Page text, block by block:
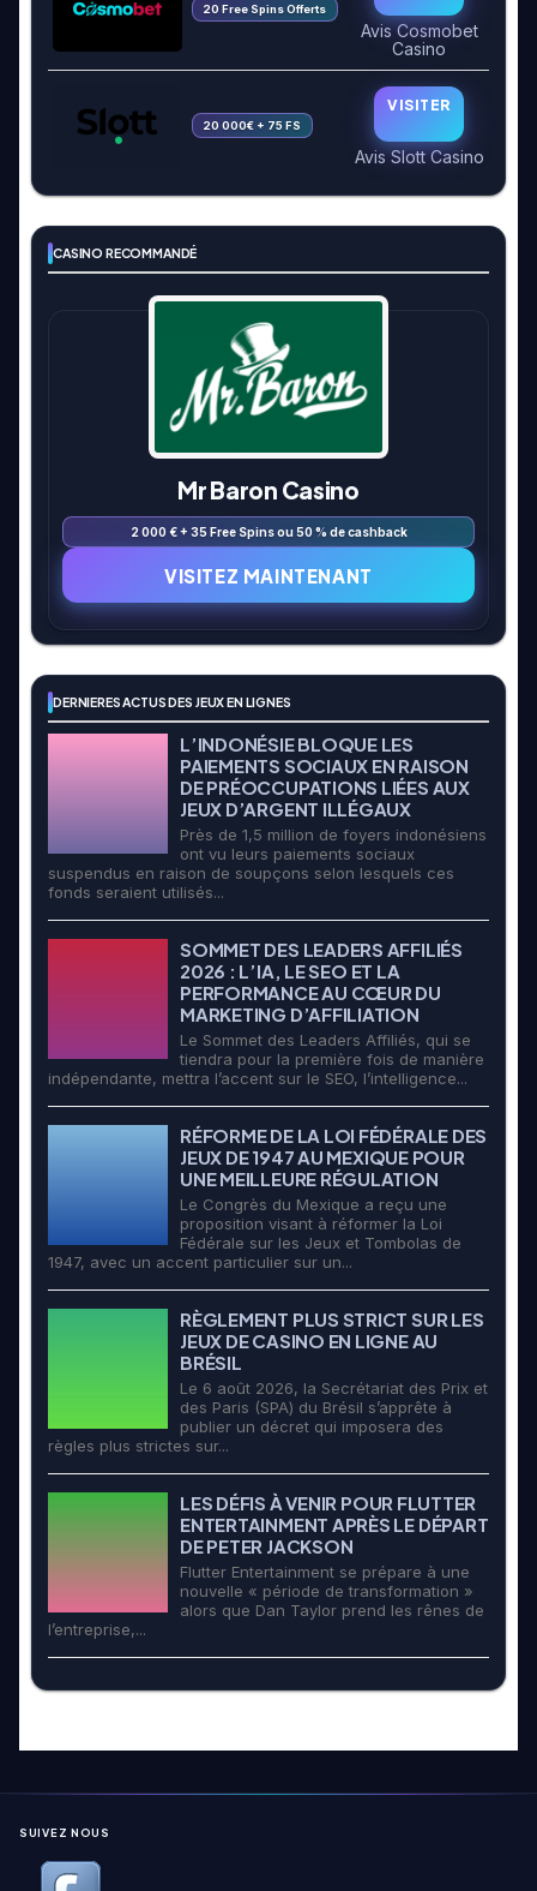
20 Free Spins Offerts
Avis Cosmobet
Casino
20 000€ + 75 FS
VISITER
Avis Slott Casino
CASINO RECOMMANDÉ
Mr Baron Casino
2 000 € + 35 Free Spins ou 50 % de cashback
VISITEZ MAINTENANT
DERNIERES ACTUS DES JEUX EN LIGNES
L’INDONÉSIE BLOQUE LES
PAIEMENTS SOCIAUX EN RAISON
DE PRÉOCCUPATIONS LIÉES AUX
JEUX D’ARGENT ILLÉGAUX
Près de 1,5 million de foyers indonésiens
ont vu leurs paiements sociaux
suspendus en raison de soupçons selon lesquels ces
fonds seraient utilisés...
SOMMET DES LEADERS AFFILIÉS
2026 : L’IA, LE SEO ET LA
PERFORMANCE AU CŒUR DU
MARKETING D’AFFILIATION
Le Sommet des Leaders Affiliés, qui se
tiendra pour la première fois de manière
indépendante, mettra l’accent sur le SEO, l’intelligence...
RÉFORME DE LA LOI FÉDÉRALE DES
JEUX DE 1947 AU MEXIQUE POUR
UNE MEILLEURE RÉGULATION
Le Congrès du Mexique a reçu une
proposition visant à réformer la Loi
Fédérale sur les Jeux et Tombolas de
1947, avec un accent particulier sur un...
RÈGLEMENT PLUS STRICT SUR LES
JEUX DE CASINO EN LIGNE AU
BRÉSIL
Le 6 août 2026, la Secrétariat des Prix et
des Paris (SPA) du Brésil s’apprête à
publier un décret qui imposera des
règles plus strictes sur...
LES DÉFIS À VENIR POUR FLUTTER
ENTERTAINMENT APRÈS LE DÉPART
DE PETER JACKSON
Flutter Entertainment se prépare à une
nouvelle « période de transformation »
alors que Dan Taylor prend les rênes de
l’entreprise,...
SUIVEZ NOUS